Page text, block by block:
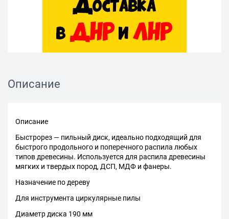
Описание
Описание
Быстрорез — пильный диск, идеально подходящий для
быстрого продольного и поперечного распила любых
типов древесины. Используется для распила древесины
мягких и твердых пород, ДСП, МДФ и фанеры.
Назначение по дереву
Для инструмента циркулярные пилы
Диаметр диска 190 мм